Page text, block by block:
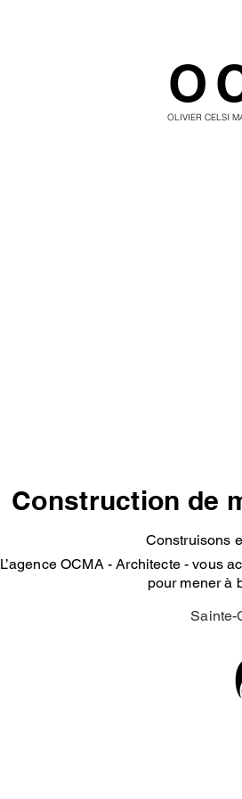
OLIVIER CELSI
Construction de
Construisons
L’agence OCMA - Architecte - vous
pour mener à
Sainte-